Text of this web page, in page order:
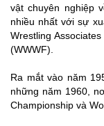
vật chuyên nghiệp
nhiều nhất với sự
Wrestling
(WWWF).
Ra mắt vào năm
những năm 1960,
Championship và